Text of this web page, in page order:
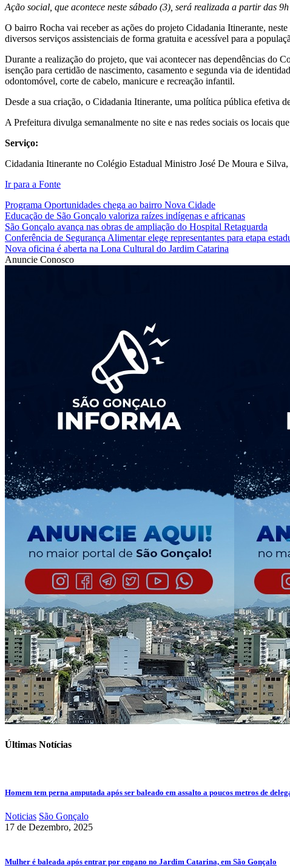
Ação social, que acontece neste sábado (3), será realizada a partir das 9h
O bairro Rocha vai receber as ações do projeto Cidadania Itinerante,
diversos serviços assistenciais de forma gratuita e acessível para a
Durante a realização do projeto, que vai acontecer nas dependências do
isenção para certidão de nascimento, casamento e segunda via de
odontomóvel, corte de cabelo, manicure e recreação infantil.
Desde a sua criação, o Cidadania Itinerante, uma política pública efetiva
A Prefeitura divulga semanalmente no site e nas redes sociais os locais
Serviço:
Cidadania Itinerante no Colégio Estadual Ministro José De Moura e
Ir para a Fonte
Programa Oportunidades chega ao bairro Nova Cidade
Educação de São Gonçalo valoriza raízes indígenas e africanas
São Gonçalo avança nas obras de ampliação do Hospital Retaguarda
Conferência de Segurança Alimentar elege representantes para etapa
Nova oficina é aberta na Lona Cultural do Jardim Catarina
Anuncie Conosco
Últimas Notícias
Homem tem perna amputada após ser baleado em assalto a poucos metros de
Noticias São Gonçalo
17 de Dezembro, 2025
Mulher é baleada após entrar por engano no Jardim Catarina, em São Gonçalo